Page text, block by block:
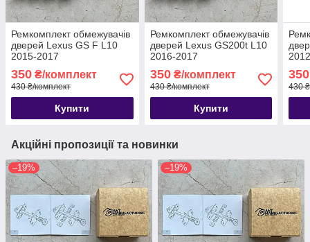
Ремкомплект обмежувачів
дверей Lexus GS F L10
2015-2017
350 ₴/комплект
430 ₴/комплект
Купити
Ремкомплект обмежувачів
дверей Lexus GS200t L10
2016-2017
350₴/комплект
430 ₴/комплект
Купити
350
430
Акційні пропозиції та новинки
–19% –19%